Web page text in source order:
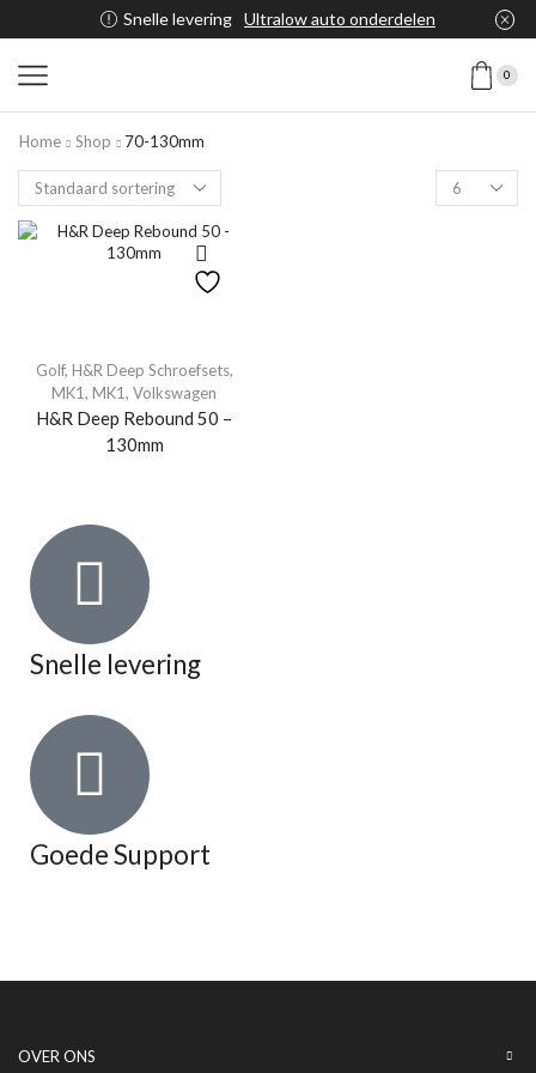
Snelle levering Ultralow auto onderdelen
0
Home Shop 70-130mm
Golf, H&R Deep Schroefsets,
MK1, MK1, Volkswagen
H&R Deep Rebound 50 –
130mm
Snelle levering
Goede Support
OVER ONS